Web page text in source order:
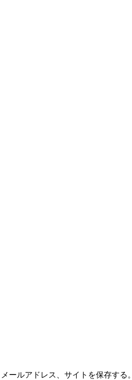
ールアドレス、サイトを保存する。